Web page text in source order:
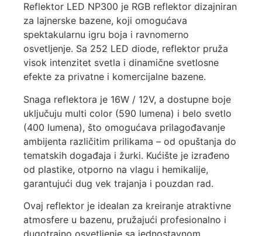
Reflektor LED NP300 je RGB reflektor dizajniran
za lajnerske bazene, koji omogućava
spektakularnu igru boja i ravnomerno
osvetljenje. Sa 252 LED diode, reflektor pruža
visok intenzitet svetla i dinamične svetlosne
efekte za privatne i komercijalne bazene.
Snaga reflektora je 16W / 12V, a dostupne boje
uključuju multi color (590 lumena) i belo svetlo
(400 lumena), što omogućava prilagođavanje
ambijenta različitim prilikama – od opuštanja do
tematskih događaja i žurki. Kućište je izrađeno
od plastike, otporno na vlagu i hemikalije,
garantujući dug vek trajanja i pouzdan rad.
Ovaj reflektor je idealan za kreiranje atraktivne
atmosfere u bazenu, pružajući profesionalno i